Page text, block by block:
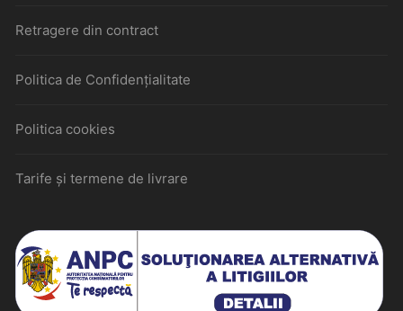
Retragere din contract
Politica de Confidențialitate
Politica cookies
Tarife și termene de livrare